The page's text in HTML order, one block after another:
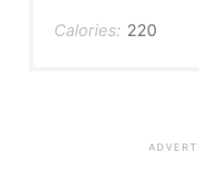
Calories: 220